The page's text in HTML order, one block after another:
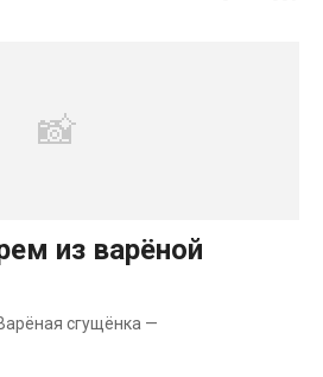
из варёной
сгущёнка —